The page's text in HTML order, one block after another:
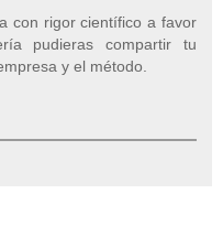
con rigor científico a favor
pudieras compartir tu
y el método.